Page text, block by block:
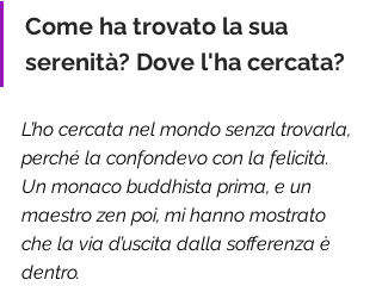
Come ha trovato la sua
serenità? Dove l'ha cercata?
L’ho cercata nel mondo senza trovarla,
perché la confondevo con la felicità.
Un monaco buddhista prima, e un
maestro zen poi, mi hanno mostrato
che la via d’uscita dalla sofferenza è
dentro.